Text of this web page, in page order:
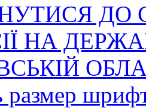
ДО
НА
размер